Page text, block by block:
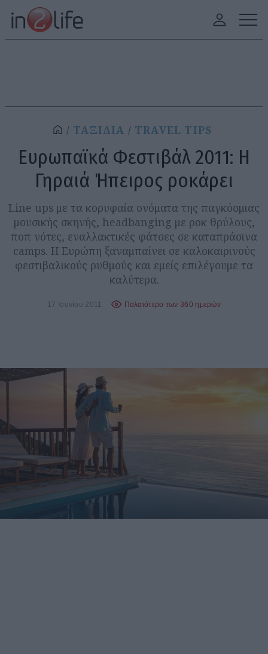
ΤΑΞΙΔΙΑ TRAVEL TIPS
Ευρωπαϊκά Φεστιβάλ 2011: Η
Γηραιά Ήπειρος ροκάρει
Line ups με τα κορυφαία ονόματα της παγκόσμιας
μουσικής σκηνής, headbanging με ροκ θρύλους,
ποπ νότες, εναλλακτικές φάτσες σε καταπράσινα
camps. Η Ευρώπη ξαναμπαίνει σε καλοκαιρινούς
φεστιβαλικούς ρυθμούς και εμείς επιλέγουμε τα
καλύτερα.
17 Ιουνίου 2011 Παλαιότερο των 360 ημερών